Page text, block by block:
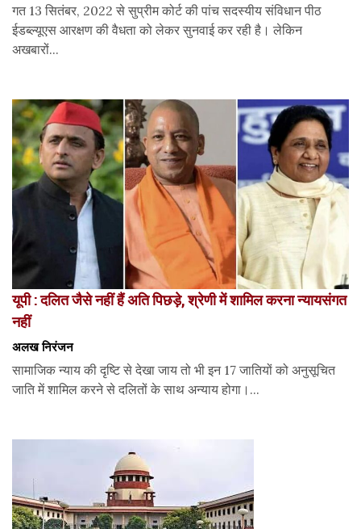
गत 13 सितंबर, 2022 से सुप्रीम कोर्ट की पांच सदस्यीय संविधान पीठ
ईडब्ल्यूएस आरक्षण की वैधता को लेकर सुनवाई कर रही है। लेकिन
अखबारों...
यूपी : दलित जैसे नहीं हैं अति पिछड़े, श्रेणी में शामिल करना न्यायसंगत
नहीं
अलख निरंजन
सामाजिक न्याय की दृष्टि से देखा जाय तो भी इन 17 जातियों को अनुसूचित
जाति में शामिल करने से दलितों के साथ अन्याय होगा।...